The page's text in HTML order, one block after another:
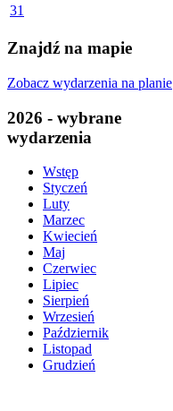
31
Znajdź na mapie
Zobacz wydarzenia na planie
2026 - wybrane
wydarzenia
Wstęp
Styczeń
Luty
Marzec
Kwiecień
Maj
Czerwiec
Lipiec
Sierpień
Wrzesień
Październik
Listopad
Grudzień